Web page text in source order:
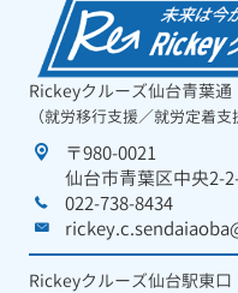
Rickeyクルーズ仙台青葉通
（就労移行支援／就労定着支
〒980-0021
仙台市青葉区中央2-
022-738-8434
Rickeyクルーズ仙台駅東口